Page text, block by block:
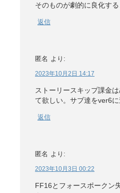
そのものが劇的に良化す
返信
匿名 より:
2023年10月2日 14:17
ストーリースキップ課金
て欲しい。サブ達をver6に
返信
匿名 より:
2023年10月3日 00:22
FF16とフォースポークン